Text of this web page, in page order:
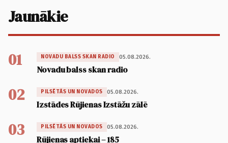
Jaunākie
01 NOVADU BALSS SKAN RADIO 05.08.2026.
Novadu balss skan radio
02 PILSĒTĀS UN NOVADOS 05.08.2026.
Izstādes Rūjienas Izstāžu zālē
03 PILSĒTĀS UN NOVADOS 05.08.2026.
Rūjienas aptiekai – 185